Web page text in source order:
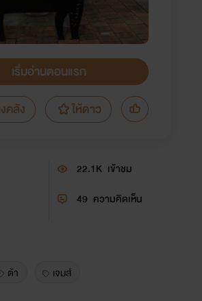
เริ่มอ่านตอนแรก
คลัง
ให้ดาว
22.1K เข้าชม
49 ความคิดเห็น
ต้า เจมส์